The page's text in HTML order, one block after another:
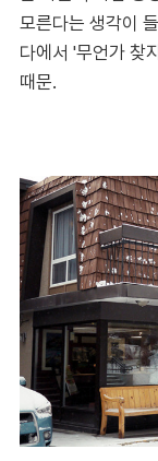
모른다는 생각이
다에서 '무언가 찾
때문.